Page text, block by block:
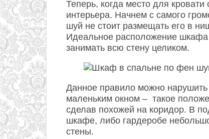
Теперь, когда место для
интерьера. Начнем с самого
шуй не стоит размещать его в
Идеальное расположение
занимать всю стену целиком.
Данное правило можно нарушить
маленьким окном – такое
сделав похожей на коридор. В
шкафе, либо гардеробе
стены.